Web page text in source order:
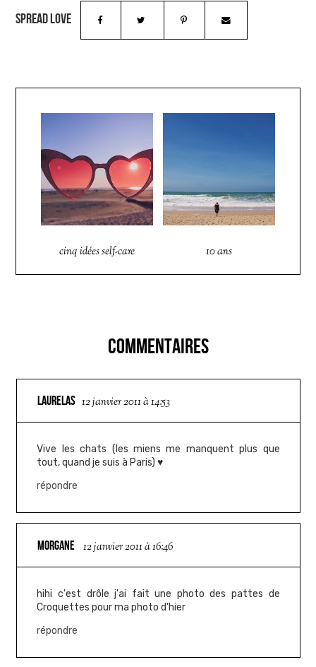
cinq idées self-care 10 ans
COMMENTAIRES
LAURELAS 12 janvier 2011 à 14:53
Vive les chats (les miens me manquent plus que
tout, quand je suis à Paris) ♥
répondre
MORGANE 12 janvier 2011 à 16:46
hihi c'est drôle j'ai fait une photo des pattes de
Croquettes pour ma photo d'hier
répondre